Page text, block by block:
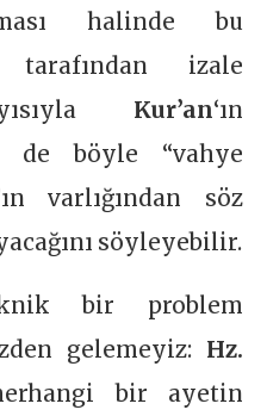
halinde bu
izale
Kur’an‘ın
de böyle “vahye
varlığından söz
söyleyebilir.
bir problem
gelemeyiz: Hz.
bir ayetin